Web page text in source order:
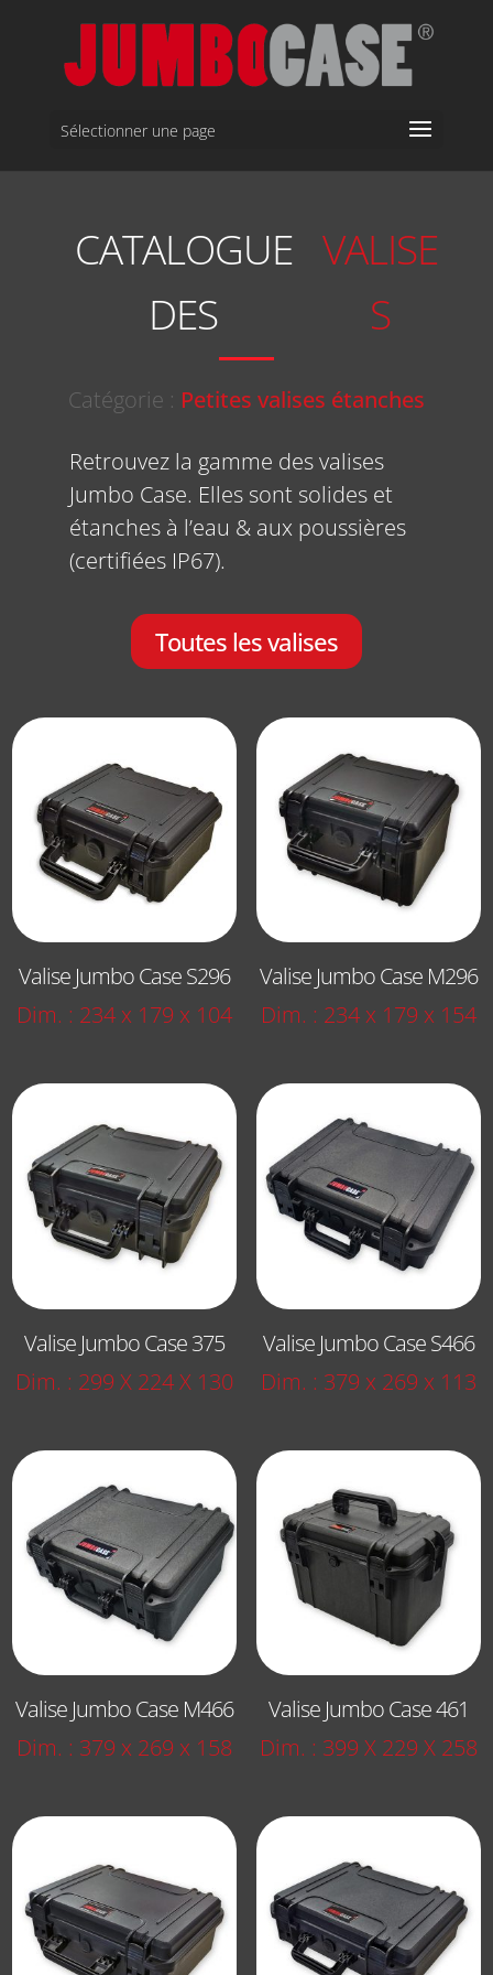
Sélectionner une page
CATALOGUE
DES
VALISE
S
Catégorie : Petites valises étanches
Retrouvez la gamme des valises
Jumbo Case. Elles sont solides et
étanches à l’eau & aux poussières
(certifiées IP67).
Toutes les valises
Valise Jumbo Case S296
Dim. : 234 x 179 x 104
Valise Jumbo Case M296
Dim. : 234 x 179 x 154
Valise Jumbo Case 375
Dim. : 299 X 224 X 130
Valise Jumbo Case S466
Dim. : 379 x 269 x 113
Valise Jumbo Case M466
Dim. : 379 x 269 x 158
Valise Jumbo Case 461
Dim. : 399 X 229 X 258